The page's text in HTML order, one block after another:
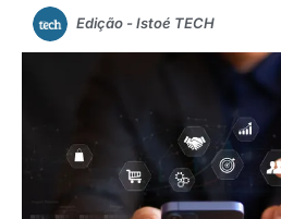
Edição - Istoé TECH